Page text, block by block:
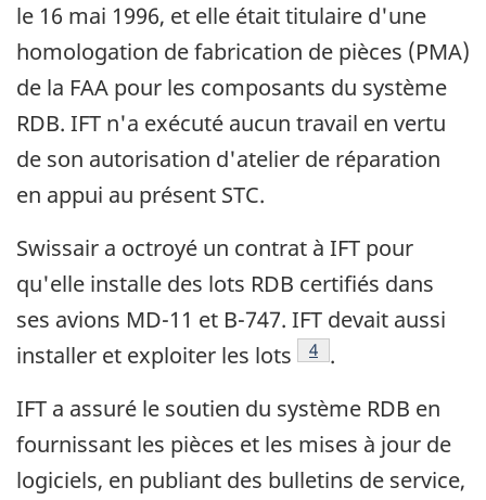
le 16 mai 1996, et elle était titulaire d'une
homologation de fabrication de pièces (PMA)
de la FAA pour les composants du système
RDB. IFT n'a exécuté aucun travail en vertu
de son autorisation d'atelier de réparation
en appui au présent STC.
Swissair a octroyé un contrat à IFT pour
qu'elle installe des lots RDB certifiés dans
ses avions MD-11 et B-747. IFT devait aussi
installer et exploiter les lots
Note de bas de page
4 .
IFT a assuré le soutien du système RDB en
fournissant les pièces et les mises à jour de
logiciels, en publiant des bulletins de service,